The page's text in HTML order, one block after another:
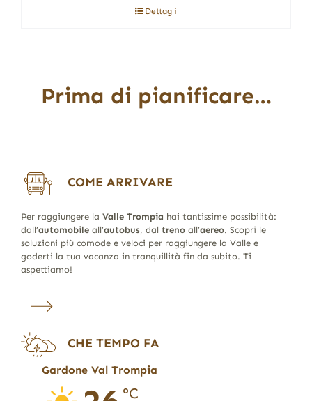
Dettagli
Prima di pianificare…
COME ARRIVARE
Per raggiungere la Valle Trompia hai tantissime possibilità:
dall’automobileall’autobus, dal trenoall’aereo. Scopri le
soluzioni più comode e veloci per raggiungere la Valle e
goderti la tua vacanza in tranquillità fin da subito. Ti
aspettiamo!
CHE TEMPO FA
Gardone Val Trompia
°C